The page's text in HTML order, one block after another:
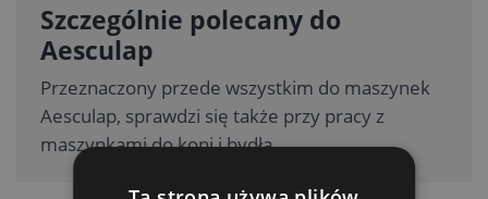
Szczególnie polecany do
Aesculap
Przeznaczony przede wszystkim do maszynek
Aesculap, sprawdzi się także przy pracy z
maszynkami do koni i bydła.